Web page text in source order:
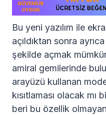
Bu yeni yazılım ile
açıldıktan sonra
şekilde açmak
amiral gemilerinde
arayüzü kullanan
kısıtlaması olacak mı
beri bu özellik